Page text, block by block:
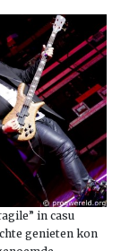
in casu
genieten kon